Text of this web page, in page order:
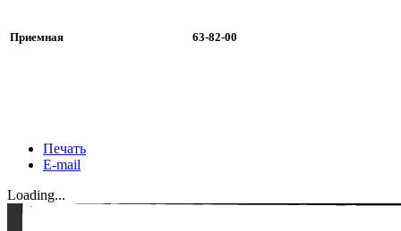
Приемная 63-82-00
Печать
E-mail
Loading...